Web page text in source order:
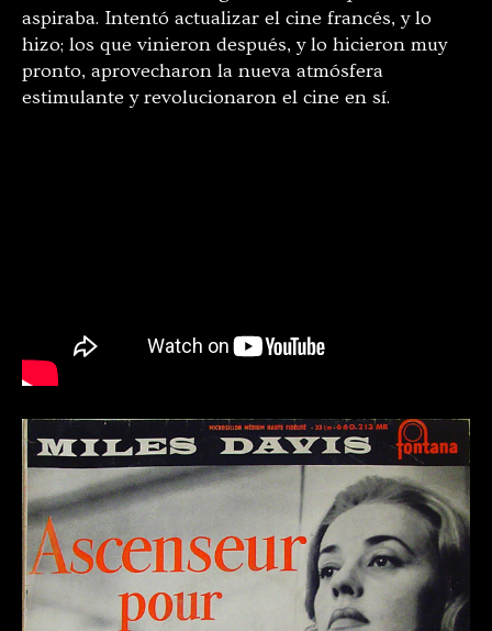
aspiraba. Intentó actualizar el cine francés, y lo
hizo; los que vinieron después, y lo hicieron muy
pronto, aprovecharon la nueva atmósfera
estimulante y revolucionaron el cine en sí.